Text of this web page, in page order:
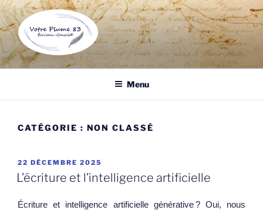
Aller
au
contenu
principal
VOTRE PLUME 83
Écrivain public et biographe à Draguignan, un professionnel de
Menu
CATÉGORIE : NON CLASSÉ
PUBLIÉ
LE
22 DÉCEMBRE 2025
L’écriture et l’intelligence artificielle
Écriture et intelligence artificielle générative ? Oui, nous